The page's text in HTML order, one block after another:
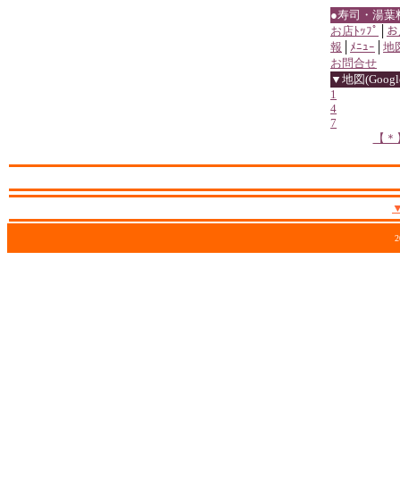
●寿司・湯
お店ﾄｯﾌﾟ
報
ﾒﾆｭｰ
地
お問合せ
▼地図
1
4
7
【